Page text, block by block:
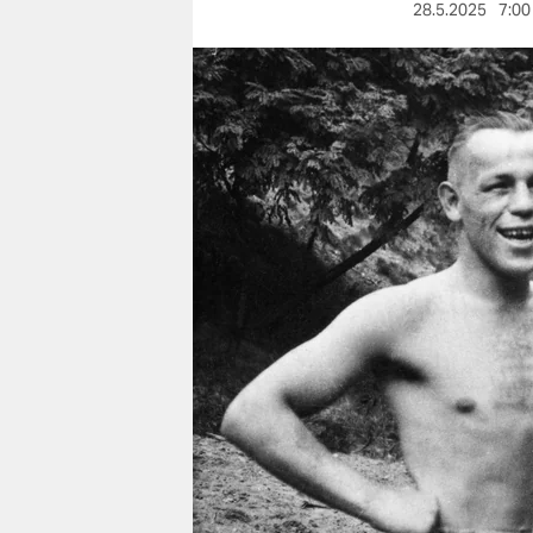
nord
wahrheit
verlag
verlag
veranstaltungen
fragen & hilfe
unterstützen
abo
genossenschaft
28.5.2025